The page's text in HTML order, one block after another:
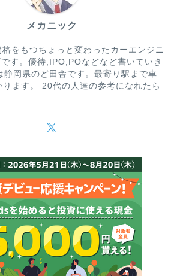
メカニック
をもつちょっと変わったカーエンジニ
す。優待,IPO,POなどなど書いていき
静岡県のど田舎です。最寄り駅まで車
ます。 20代の人達の参考になれたら